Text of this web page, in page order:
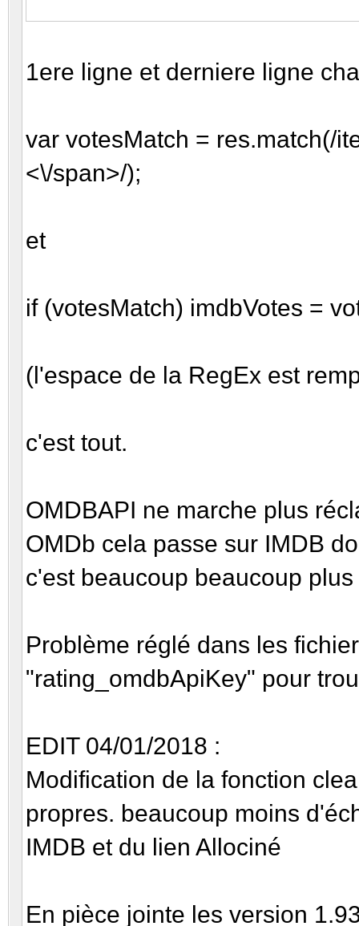
titleMatchVO[1]!='')
{
var
var
if
if
if
(ratingMatch)
if
imdbVotes =
1ere ligne et derniere ligne
var votesMatch = res.match(/
<\/span>/);
et
if (votesMatch) imdbVotes =
(l'espace de la RegEx est
c'est tout.
OMDBAPI ne marche plus
OMDb cela passe sur IMDB
c'est beaucoup beaucoup
Problème réglé dans les
"rating_omdbApiKey" pour
EDIT 04/01/2018 :
Modification de la fonction
propres. beaucoup moins
IMDB et du lien Allociné
En pièce jointe les version